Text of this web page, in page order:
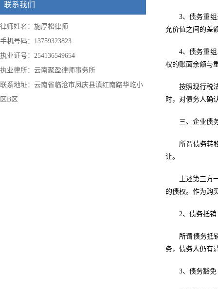
联系我们
律师姓名：施厚松律师
手机号码：13759323823
执业证号：254136549654
执业律所：云南聚盈律师事务所
联系地址：云南省临沧市凤庆县滇红南路华屹小
区B区
3、债务重
允价值之间的差
4、债务重
权的账面余额与
按照现行税
时，对债务人确
三、企业债
所谓债务转
让。
上述第三
的债权。作为购
2、债务抵销
所谓债务抵
务，债务人仍有
3、债务豁免